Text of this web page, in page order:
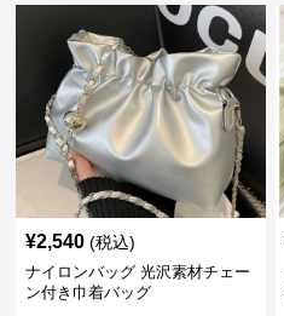
¥2,540 (税込)
ナイロンバッグ 光沢素材チェー
ン付き巾着バッグ